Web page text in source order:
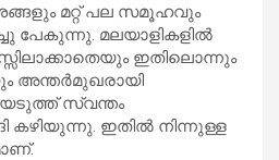
മറ്റ് പല സമൂഹവും
പേകുന്നു. മലയാളികളിൽ
ഇതിലൊന്നും
അന്തർമുഖരായി
സ്വന്തം
കഴിയുന്നു. ഇതിൽ നിന്നുള്ള